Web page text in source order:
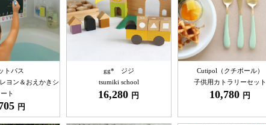
トパス
ヨン＆おえかきシ
ート
円
gg* ジジ
tsumiki school
16,280 円
Cutipol（クチポール）
子供用カトラリーセット
10,780 円